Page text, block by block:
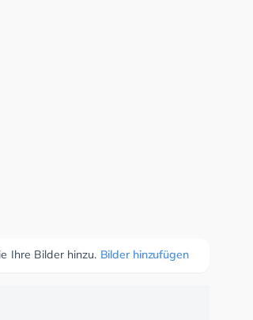
Ihre Bilder hinzu. Bilder hinzufügen